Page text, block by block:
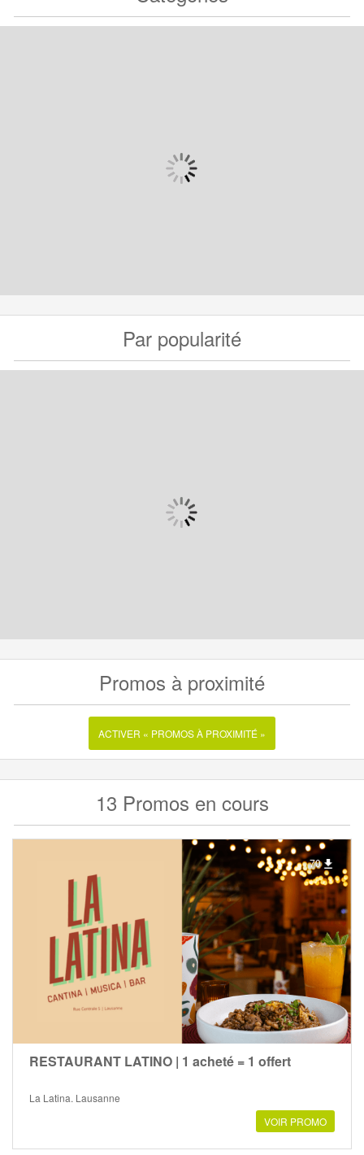
Par popularité
Promos à proximité
ACTIVER « PROMOS À PROXIMITÉ »
13 Promos en cours
70
RESTAURANT LATINO | 1 acheté = 1 offert
La Latina, Lausanne
VOIR PROMO